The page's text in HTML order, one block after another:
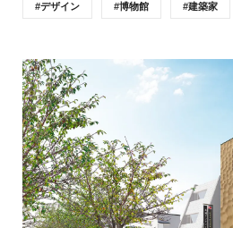
デザイン 博物館 建築家